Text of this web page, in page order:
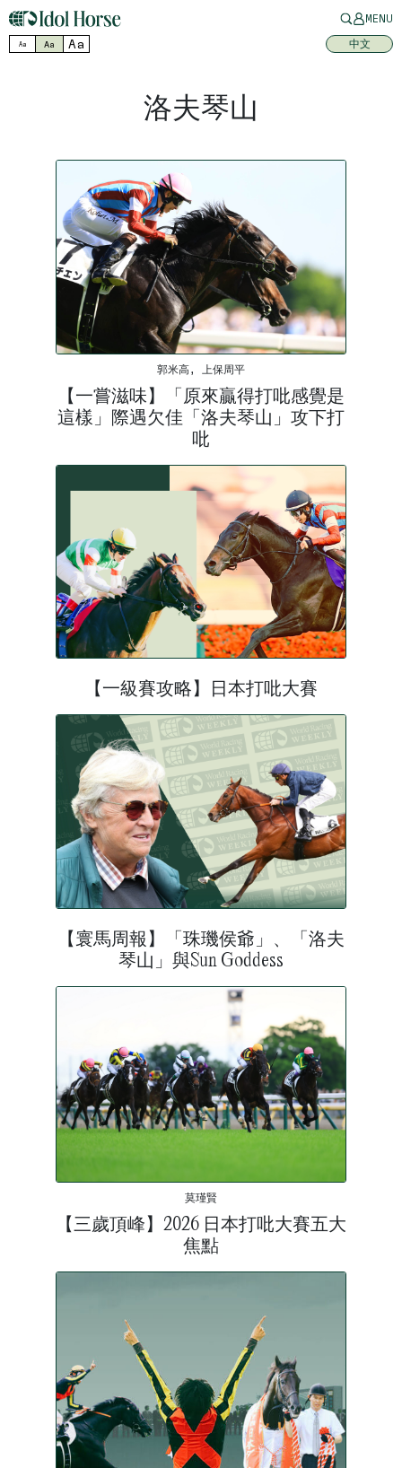
MENU
Aa Aa Aa 中文
洛夫琴山
郭米高, 上保周平
【一嘗滋味】「原來贏得打吡感覺是
這樣」際遇欠佳「洛夫琴山」攻下打
吡
【一級賽攻略】日本打吡大賽
【寰馬周報】「珠璣侯爺」、「洛夫
琴山」與Sun Goddess
莫瑾賢
【三歲頂峰】2026 日本打吡大賽五大
焦點